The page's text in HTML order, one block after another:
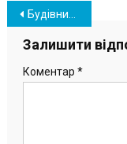
Навігація
записів
Будівництво колумбарію на Южненському кладовищі: роботи тривають
Залишити
Коментар *